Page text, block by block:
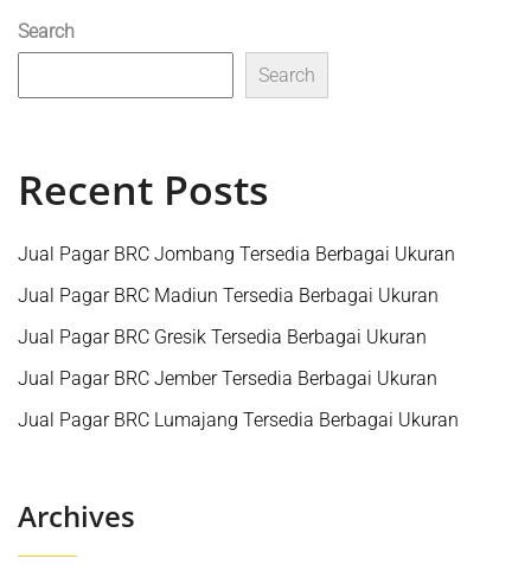
Search
Search
Recent Posts
Jual Pagar BRC Jombang Tersedia Berbagai Ukuran
Jual Pagar BRC Madiun Tersedia Berbagai Ukuran
Jual Pagar BRC Gresik Tersedia Berbagai Ukuran
Jual Pagar BRC Jember Tersedia Berbagai Ukuran
Jual Pagar BRC Lumajang Tersedia Berbagai Ukuran
Archives